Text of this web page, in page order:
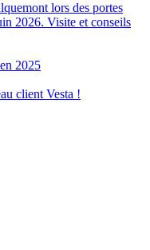
lors des portes
2026. Visite et conseils
2025
client Vesta !